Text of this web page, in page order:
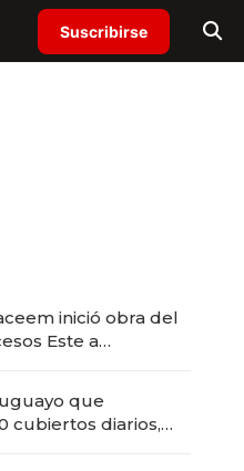
Suscribirse
inició obra del
Este a
que
cubiertos diarios,